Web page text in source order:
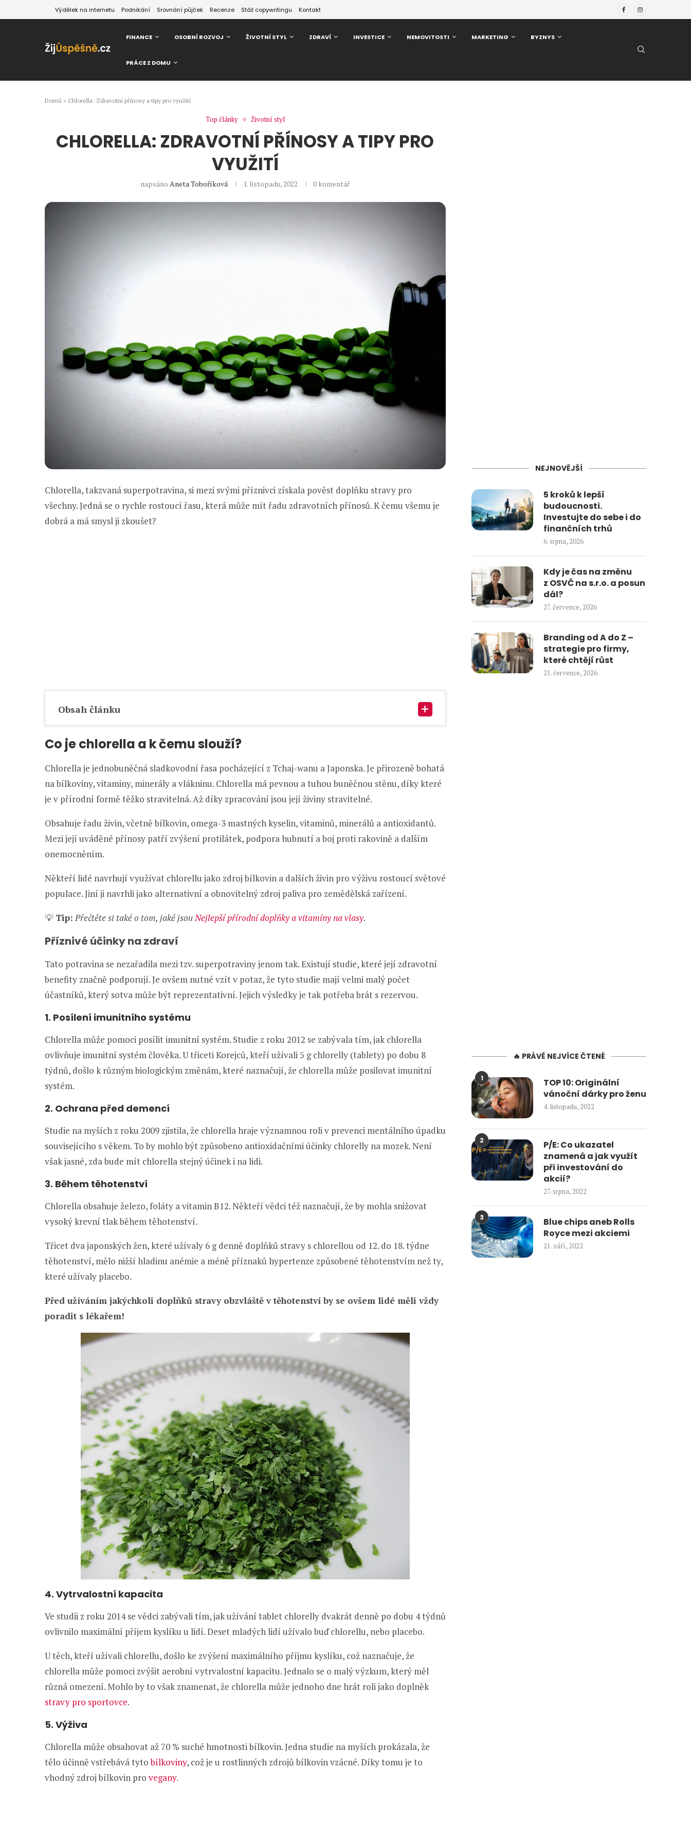
Výdělek na internetu Podnikání Srovnání půjček Recenze Stáž copywritingu Kontakt
FINANCE OSOBNÍ ROZVOJ ŽIVOTNÍ STYL ZDRAVÍ INVESTICE NEMOVITOSTI MARKETING BYZNYS
PRÁCE Z DOMU
Domů » Chlorella: Zdravotní přínosy a tipy pro využití
Top články Životní styl
CHLORELLA: ZDRAVOTNÍ PŘÍNOSY A TIPY PRO
VYUŽITÍ
napsánoAneta Toboříková 1. listopadu, 2022 0 komentář
Chlorella, takzvaná superpotravina, si mezi svými příznivci získala pověst doplňku stravy pro
všechny. Jedná se o rychle rostoucí řasu, která může mít řadu zdravotních přínosů. K čemu všemu je
dobrá a má smysl ji zkoušet?
Obsah článku
Co je chlorella a k čemu slouží?
Chlorella je jednobuněčná sladkovodní řasa pocházející z Tchaj-wanu a Japonska. Je přirozeně bohatá
na bílkoviny, vitaminy, minerály a vlákninu. Chlorella má pevnou a tuhou buněčnou stěnu, díky které
je v přírodní formě těžko stravitelná. Až díky zpracování jsou její živiny stravitelné.
Obsahuje řadu živin, včetně bílkovin, omega-3 mastných kyselin, vitaminů, minerálů a antioxidantů.
Mezi její uváděné přínosy patří zvýšení protilátek, podpora hubnutí a boj proti rakovině a dalším
onemocněním.
Někteří lidé navrhují využívat chlorellu jako zdroj bílkovin a dalších živin pro výživu rostoucí světové
populace. Jiní ji navrhli jako alternativní a obnovitelný zdroj paliva pro zemědělská zařízení.
💡 Tip: Přečtěte si také o tom, jaké jsouNejlepší přírodní doplňky a vitamíny na vlasy.
Příznivé účinky na zdraví
Tato potravina se nezařadila mezi tzv. superpotraviny jenom tak. Existují studie, které její zdravotní
benefity značně podporují. Je ovšem nutné vzít v potaz, že tyto studie mají velmi malý počet
účastníků, který sotva může být reprezentativní. Jejich výsledky je tak potřeba brát s rezervou.
1. Posílení imunitního systému
Chlorella může pomoci posílit imunitní systém. Studie z roku 2012 se zabývala tím, jak chlorella
ovlivňuje imunitní systém člověka. U třiceti Korejců, kteří užívali 5 g chlorelly (tablety) po dobu 8
týdnů, došlo k různým biologickým změnám, které naznačují, že chlorella může posilovat imunitní
systém.
2. Ochrana před demencí
Studie na myších z roku 2009 zjistila, že chlorella hraje významnou roli v prevenci mentálního úpadku
souvisejícího s věkem. To by mohlo být způsobeno antioxidačními účinky chlorelly na mozek. Není
však jasné, zda bude mít chlorella stejný účinek i na lidi.
3. Během těhotenství
Chlorella obsahuje železo, foláty a vitamin B12. Někteří vědci též naznačují, že by mohla snižovat
vysoký krevní tlak během těhotenství.
Třicet dva japonských žen, které užívaly 6 g denně doplňků stravy s chlorellou od 12. do 18. týdne
těhotenství, mělo nižší hladinu anémie a méně příznaků hypertenze způsobené těhotenstvím než ty,
které užívaly placebo.
Před užíváním jakýchkoli doplňků stravy obzvláště v těhotenství by se ovšem lidé měli vždy
poradit s lékařem!
4. Vytrvalostní kapacita
Ve studii z roku 2014 se vědci zabývali tím, jak užívání tablet chlorelly dvakrát denně po dobu 4 týdnů
ovlivnilo maximální příjem kyslíku u lidí. Deset mladých lidí užívalo buď chlorellu, nebo placebo.
U těch, kteří užívali chlorellu, došlo ke zvýšení maximálního příjmu kyslíku, což naznačuje, že
chlorella může pomoci zvýšit aerobní vytrvalostní kapacitu. Jednalo se o malý výzkum, který měl
různá omezení. Mohlo by to však znamenat, že chlorella může jednoho dne hrát roli jako doplněk
stravy pro sportovce.
5. Výživa
Chlorella může obsahovat až 70 % suché hmotnosti bílkovin. Jedna studie na myších prokázala, že
tělo účinně vstřebává tytobílkoviny, což je u rostlinných zdrojů bílkovin vzácné. Díky tomu je to
vhodný zdroj bílkovin pro vegany.
NEJNOVĚJŠÍ
5 kroků k lepší
budoucnosti.
Investujte do sebe i do
finančních trhů
6. srpna, 2026
Kdy je čas na změnu
z OSVČ na s.r.o. a posun
dál?
27. července, 2026
Branding od A do Z –
strategie pro firmy,
které chtějí růst
21. července, 2026
🔥 PRÁVĚ NEJVÍCE ČTENÉ
1
TOP 10: Originální
vánoční dárky pro ženu
4. listopadu, 2022
2
P/E: Co ukazatel
znamená a jak využít
při investování do
akcií?
27. srpna, 2022
3
Blue chips aneb Rolls
Royce mezi akciemi
21. září, 2022